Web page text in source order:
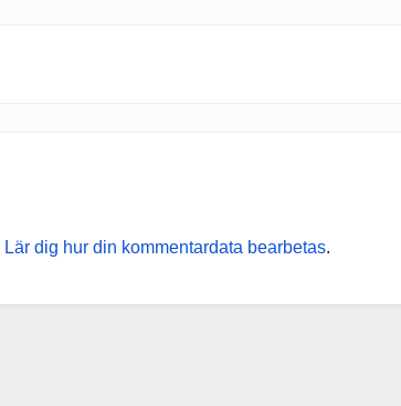
Lär dig hur din kommentardata bearbetas.